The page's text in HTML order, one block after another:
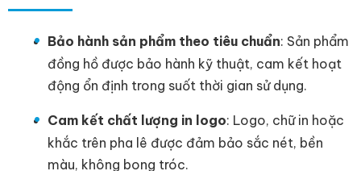
Bảo hành sản phẩm theo tiêu chuẩn: Sản phẩm
đồng hồ được bảo hành kỹ thuật, cam kết hoạt
động ổn định trong suốt thời gian sử dụng.
Cam kết chất lượng in logo: Logo, chữ in hoặc
khắc trên pha lê được đảm bảo sắc nét, bền
màu, không bong tróc.